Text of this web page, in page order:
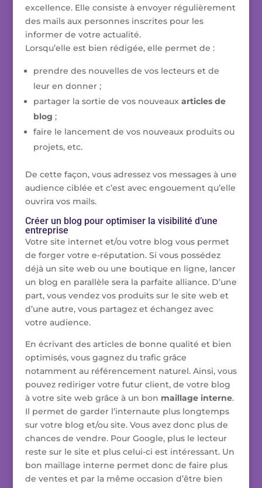
excellence. Elle consiste à envoyer régulièrement
des mails aux personnes inscrites pour les
informer de votre actualité.
Lorsqu’elle est bien rédigée, elle permet de :
prendre des nouvelles de vos lecteurs et de
leur en donner ;
partager la sortie de vos nouveaux articles de
blog ;
faire le lancement de vos nouveaux produits ou
projets, etc.
De cette façon, vous adressez vos messages à une
audience ciblée et c’est avec engouement qu’elle
ouvrira vos mails.
Créer un blog pour optimiser la visibilité d’une
entreprise
Votre site internet et/ou votre blog vous permet
de forger votre e-réputation. Si vous possédez
déjà un site web ou une boutique en ligne, lancer
un blog en parallèle sera la parfaite alliance. D’une
part, vous vendez vos produits sur le site web et
d’une autre, vous partagez et échangez avec
votre audience.
En écrivant des articles de bonne qualité et bien
optimisés, vous gagnez du trafic grâce
notamment au référencement naturel. Ainsi, vous
pouvez rediriger votre futur client, de votre blog
à votre site web grâce à un bon maillage interne.
Il permet de garder l’internaute plus longtemps
sur votre blog et/ou site. Vous avez donc plus de
chances de vendre. Pour Google, plus le lecteur
reste sur le site et plus celui-ci est intéressant. Un
bon maillage interne permet donc de faire plus
de ventes et par la même occasion d’être bien